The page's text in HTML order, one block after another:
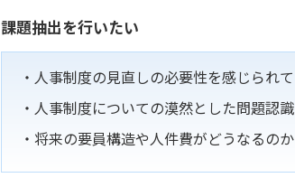
課題抽出を行いたい
人事制度の見直しの必要性を感じられ
人事制度についての漠然とした問題認
将来の要員構造や人件費がどうなる